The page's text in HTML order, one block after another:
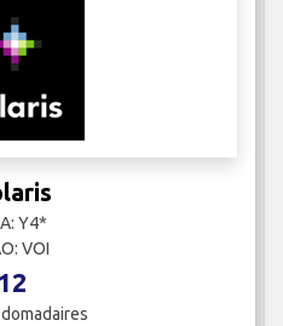
Y4*
VOI
12